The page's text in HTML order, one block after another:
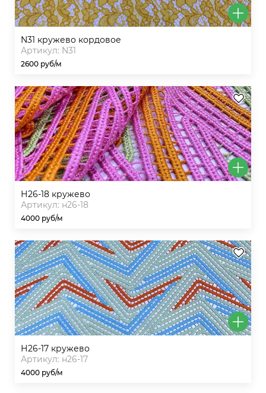
n31 кружево кордовое
Артикул: N31
2600 руб/м
н26-18 кружево
Артикул: н26-18
4000 руб/м
н26-17 кружево
Артикул: н26-17
4000 руб/м